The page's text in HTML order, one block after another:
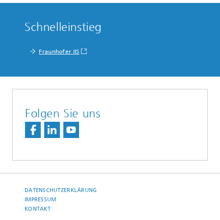
Schnelleinstieg
Fraunhofer IIS
Folgen Sie uns
DATENSCHUTZERKLÄRUNG
IMPRESSUM
KONTAKT